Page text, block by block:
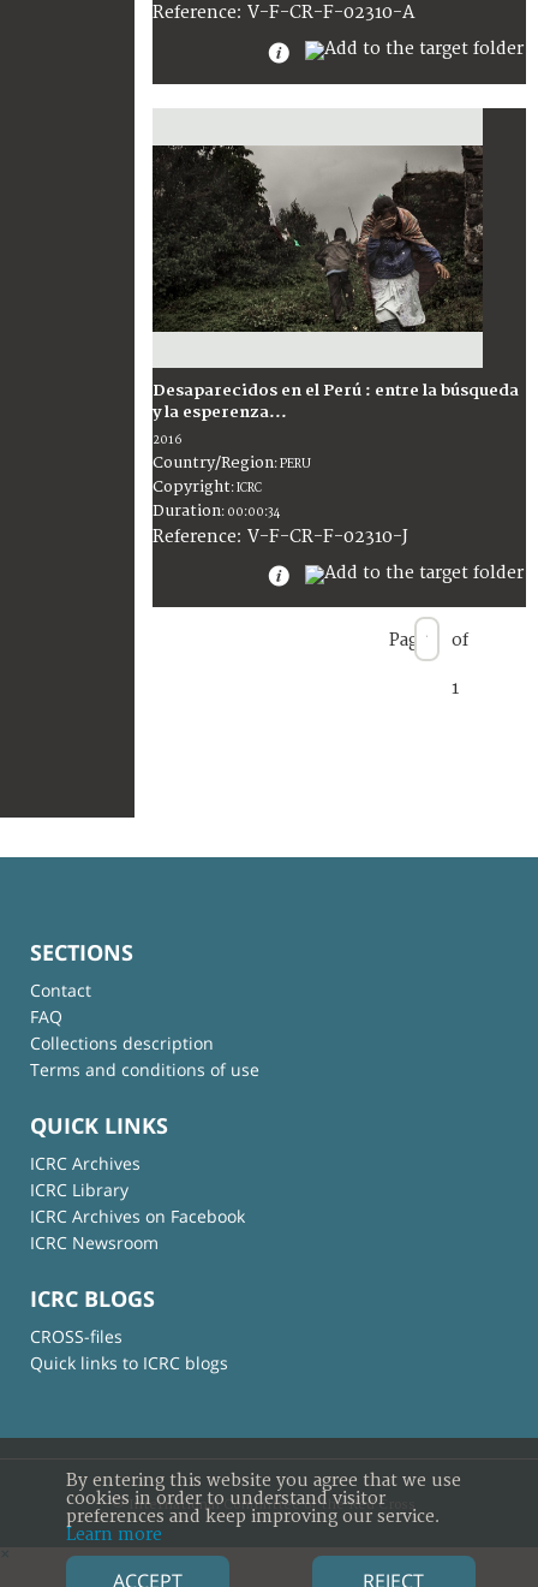
Reference: V-F-CR-F-02310-A
Desaparecidos en el Perú : entre la búsqueda
y la esperenza...
2016
Country/Region:PERU
Copyright:ICRC
Duration: 00:00:34
Reference: V-F-CR-F-02310-J
Page of
1
SECTIONS
Contact
FAQ
Collections description
Terms and conditions of use
QUICK LINKS
ICRC Archives
ICRC Library
ICRC Archives on Facebook
ICRC Newsroom
ICRC BLOGS
CROSS-files
Quick links to ICRC blogs
© International Committee of the Red Cross
×
By entering this website you agree that we use
cookies in order to understand visitor
preferences and keep improving our service.
Learn more
ACCEPT REJECT